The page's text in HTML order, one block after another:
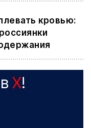
кровью:
X!